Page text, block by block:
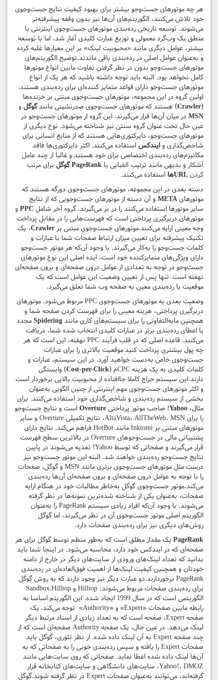
هر چه موتورهای جست‌وجو بیشتر برای بهبود کیفیت نتایج جست‌وجوی
خود تلاش می‌کنند، الگوریتم‌های آن‌ها نیز بدون وقفه پیشرفته‌تر
می‌شوند. توسعه تاریخی رده‌بندی موتورهای جست‌وجوی اینترنتی با
منطق یک وب‌گرد معمولی و توزیع عبارت کلیدی آغاز شد، اما با توسعه
بیشتر، عوامل دیگری مانند «محبوبیت لینک» بر این معیارها غلبه کرده
و به‌عنوان عوامل اصلی در رده‌بندی باقی ماندند.توضیح الگوریتم‌های
موتورهای جست‌وجو بدون در نظر گرفتن تفاوت مابین انواع موتورها
کامل نخواهد بود. البته باید توجه داشته باشید که هر یک از انواع
موتورهای جست‌وجو دارای قواعد متمایز کننده‌ای برای رده‌بندی هستند.
اولین گروه در این مجموعه، موتورهای جست‌وجوی مبتنی بر خزنده‌ها
(
Crawler) هستند که موتورهای جست‌وجوی صدرنشینی مانندگوگل و
MSN در میان آن‌ها قرار می‌گیرند. این گروه از موتورهای جست‌وجو در
عین حال تحت عنوان گروه سنتی نیز شناخته می‌شود. نوع دیگری از
موتورهای جست‌وجو، دایرکتوری‌هایی هستند که از منابع انسانی برای
شاخص‌گذاری و ایندکس استفاده می‌کنند. اکثر دایرکتوری‌ها فاقد
مکانیزم‌های رده‌بندی اختصاصی برای خود هستند و غالبا از چند عامل
آشکار و بدیهی مانند ترتیب الفبایی یا PageRank گوگل
برای مرتب
کردن URLها
استفاده می‌کنند.
دسته بعدی در این مجموعه، موتورهای جست‌وجوی دورگه هستند که
موتورهای META و آن دسته از موتورهای جست‌وجویی که از نتایج
سایر موتورها استفاده می‌کنند را در بر می‌گیرند. گروه آخر شامل PPC و
موتورهای دربرگیری پرداختی است که فهرست‌هایی را در مقابل پرداخت
وجه معینی ارایه می‌کنند.موتورهای جست‌وجوی مبتنی بر Crawler، یک
تکنیک پیشرفته برای تعیین میزان ارتباط صفحات شما با عبارات و
کلمات جست‌وجو را به‌کار می‌گیرند. با وجود آن‌که هر موتور جست‌وجو
دارای ویژگی‌های متمایز‌کننده خود است، ایده اصلی این نوع موتورهای
جست‌وجو در توجه به تعدادی از عوامل درون صفحه‌ای و برون صفحه‌ای
نهفته است. تنها پس از تعیین وضعیت این عوامل است که یک
موقعیت یا رده‌بندی معین به صفحه وب شما تعلق می‌گیرد.
وضعیت بعدی به موتورهای جست‌وجوی PPC مربوط می‌شود. موتورهای
دربرگیری پرداختی، هزینه معینی را برای فهرست کردن صفحه شما و
همچنین مابه‌التفاوتی را برای سیستم‌های کاری مانند Spidering مجدد
یا اعطای رد‌ه‌بندی برتر در عبارات کلیدی انتخاب شده شما، دریافت
می‌کنند. قاعده اصلی که در قلب فرآیند PPC نهفته، این است که هر
چه پول بیشتری پرداخت کنید موقعیت بالاتری را برای عبارات
جست‌وجوی خاص به‌دست خواهید آورد. در این سیستم، عبارات و
کلمات کلیدی به یک هزینه CPCم (
Cost-per-Click) وابستگی
دارند.این سیستم حراج کاملا جاافتاده از محبوبیت بالایی برخوردار است
و اکثر موتورهای جست‌وجوی مهم اینترنتی از چنین الگویی به‌عنوان
بخشی از سیستم رده‌بندی و شاخص‌گذاری خود استفاده می‌کنند. برای
مثال، Yahoo! صاحب موتور پرداختی Overture است و نتایج جست‌وجو
را برای AltaVista، AllTheWeb، MSN، نتایج تکمیلی Overture و سایر
موتورهای مبتنی بر Inktomi مانند HotBot فراهم می‌کند. نتایج دارای
پشتیبانی مالی در جست‌وجوهای Overture در بالاترین سطح فهرست
قرار می‌گیرند و صفحاتی که توسط Yahoo! تغذیه می‌شوند در پایین
نتایج جست‌وجو رده‌بندی خواهند شد. البته این موتور جست‌وجو نیز
درست مثل موتورهای جست‌وجوی برتری مانند MSN و گوگل، صفحات
را با توجه به عوامل درون صفحه‌ای و برون صفحه‌ای آن‌ها رده‌بندی
می‌کند.موتور جست‌وجوی گوگل به‌خاطر مطالبات خود در هنگام ارایه
صفحات، به‌عنوان یکی از شناخته‌ شده‌ترین نمونه‌ها در نظر گرفته
می‌شوند. با وجود آن‌که افراد زیادی سیستم PageRank را به‌عنوان
الگوریتم اصلی موتور جست‌وجوی آن در نظر می‌گیرند، اما گوگل
روش‌های دیگری نیز برای رده‌بندی صفحات دارد.
PageRank یک مقدار مطلق است که به‌طور منظم توسط گوگل برای هر
صفحه‌ای که در ایندکس خود دارد، محاسبه می‌شود. در اینجا شما باید
بدانید که تعداد لینک‌های ورودی از سایت‌های دیگر در خارج از دامنه
خودتان و همچنین کیفیت لینک‌ها از اهمیت فوق‌العاده‌ای در رده‌بندی
PageRank برخوردارند.دو عبارت دیگر نیز وجود دارند که به روش گوگل
برای رده‌بندی صفحات مربوط می‌شوند: Hilltop و Sandbox.Hilltop
الگوریتمی است که در سال 1999 ایجاد شده. این الگوریتم اساسا به
رابطه مابین صفحات «Expert» و «Authority» توجه می‌کند. یک
صفحه Expert، صفحه‌ است که به تعداد زیادی از اسناد مرتبط دیگر
لینک می‌دهد. در عین حال، یک صفحه Authority صفحه‌ای است که از
چند صفحه Expert به آن لینک داده شده. از نظر تئوری، گوگل باید
صفحات Expert را یافته و سپس رده‌بندی خوبی را به صفحاتی که به
آن‌ها لینک داده شده اعطا نماید. صفحاتی که روی سایت‌هایی مانند
Yahoo!، DMOZ، سایت‌های دانشگاهی و سایت‌های کتابخانه قرار
گرفته‌اند، می‌توانند به‌عنوان صفحات Expert در نظر گرفته شوند.گوگل